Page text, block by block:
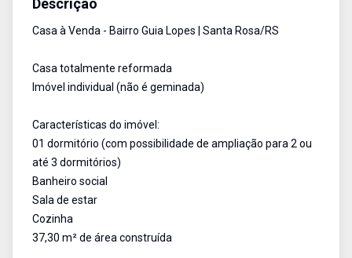
Descrição
Casa à Venda - Bairro Guia Lopes | Santa Rosa/RS
Casa totalmente reformada
Imóvel individual (não é geminada)
Características do imóvel:
01 dormitório (com possibilidade de ampliação para 2 ou
até 3 dormitórios)
Banheiro social
Sala de estar
Cozinha
37,30 m² de área construída